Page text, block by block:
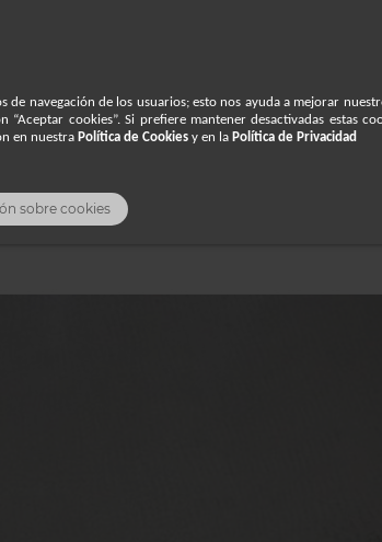
navegación de los usuarios; esto nos ayuda a mejorar
cookies”. Si prefiere mantener desactivadas estas
en nuestra Política de Cookies y en la Política de Privacidad
sobre cookies